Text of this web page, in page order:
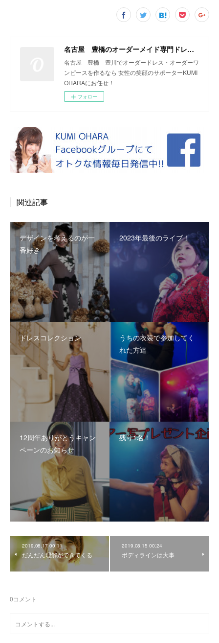
名古屋 豊橋のオーダーメイド専門ドレスデザイナー KUMI OHARA
名古屋 豊橋 豊川でオーダードレス・オーダーワ
ンピースを作るなら 女性の笑顔のサポーターKUMI
OHARAにお任せ！
フォロー
関連記事
デザインを考えるのが一
番好き
2023年最後のライブ！
ドレスコレクション
うちの衣装で参加してく
れた方達
12周年ありがとうキャン
ペーンのお知らせ
残り1名！
2019.08.17 00:11
だんだん理解ができてくる
2019.08.15 00:24
ボディラインは大事
0コメント